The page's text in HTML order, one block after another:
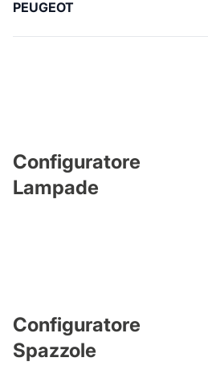
PEUGEOT
Configuratore
Lampade
Configuratore
Spazzole